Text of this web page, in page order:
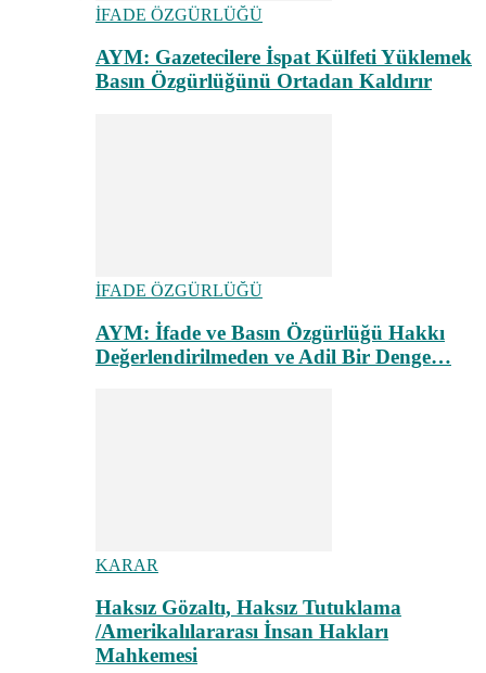
İFADE ÖZGÜRLÜĞÜ
AYM: Gazetecilere İspat Külfeti Yüklemek
Basın Özgürlüğünü Ortadan Kaldırır
İFADE ÖZGÜRLÜĞÜ
AYM: İfade ve Basın Özgürlüğü Hakkı
Değerlendirilmeden ve Adil Bir Denge…
KARAR
Haksız Gözaltı, Haksız Tutuklama
/Amerikalılararası İnsan Hakları
Mahkemesi